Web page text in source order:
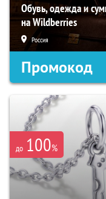
Обувь, одежда и
на Wildberries
Россия
Промокод
до 100%